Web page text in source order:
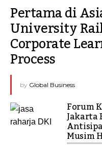
Pertama di
University
Corporate
Process
by Global Business
Forum
Jakarta
Musim